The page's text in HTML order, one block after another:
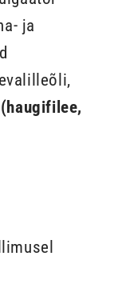
ja